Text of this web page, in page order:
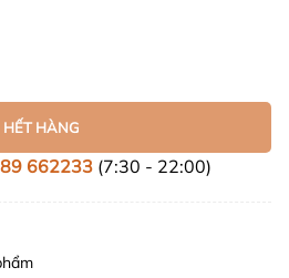
HẾT HÀNG
662233(7:30 - 22:00)